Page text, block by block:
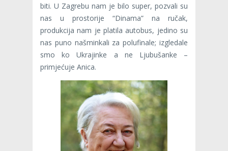
biti. U Zagrebu nam je bilo super, pozvali su
nas u prostorije “Dinama” na ručak,
produkcija nam je platila autobus, jedino su
nas puno našminkali za polufinale; izgledale
smo ko Ukrajinke a ne Ljubušanke –
primjećuje Anica.